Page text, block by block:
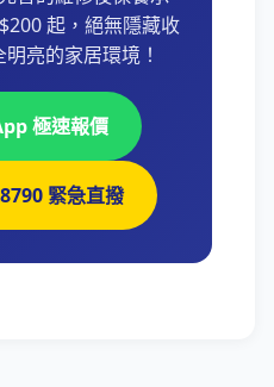
起，絕無隱藏收
亮的家居環境！
極速報價
緊急直撥